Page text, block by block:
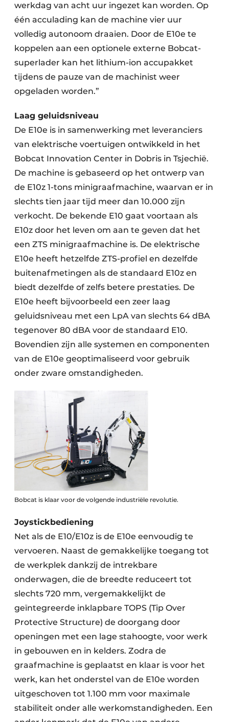
werkdag van acht uur ingezet kan worden. Op
één acculading kan de machine vier uur
volledig autonoom draaien. Door de E10e te
koppelen aan een optionele externe Bobcat-
superlader kan het lithium-ion accupakket
tijdens de pauze van de machinist weer
opgeladen worden.”
Laag geluidsniveau
De E10e is in samenwerking met leveranciers
van elektrische voertuigen ontwikkeld in het
Bobcat Innovation Center in Dobris in Tsjechië.
De machine is gebaseerd op het ontwerp van
de E10z 1-tons minigraafmachine, waarvan er in
slechts tien jaar tijd meer dan 10.000 zijn
verkocht. De bekende E10 gaat voortaan als
E10z door het leven om aan te geven dat het
een ZTS minigraafmachine is. De elektrische
E10e heeft hetzelfde ZTS-profiel en dezelfde
buitenafmetingen als de standaard E10z en
biedt dezelfde of zelfs betere prestaties. De
E10e heeft bijvoorbeeld een zeer laag
geluidsniveau met een LpA van slechts 64 dBA
tegenover 80 dBA voor de standaard E10.
Bovendien zijn alle systemen en componenten
van de E10e geoptimaliseerd voor gebruik
onder zware omstandigheden.
Bobcat is klaar voor de volgende industriële revolutie.
Joystickbediening
Net als de E10/E10z is de E10e eenvoudig te
vervoeren. Naast de gemakkelijke toegang tot
de werkplek dankzij de intrekbare
onderwagen, die de breedte reduceert tot
slechts 720 mm, vergemakkelijkt de
geïntegreerde inklapbare TOPS (Tip Over
Protective Structure) de doorgang door
openingen met een lage stahoogte, voor werk
in gebouwen en in kelders. Zodra de
graafmachine is geplaatst en klaar is voor het
werk, kan het onderstel van de E10e worden
uitgeschoven tot 1.100 mm voor maximale
stabiliteit onder alle werkomstandigheden. Een